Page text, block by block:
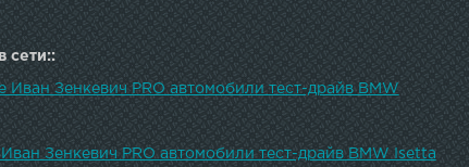
сети::
Иван Зенкевич PRO автомобили тест-драйв BMW
Зенкевич PRO автомобили тест-драйв BMW Isetta